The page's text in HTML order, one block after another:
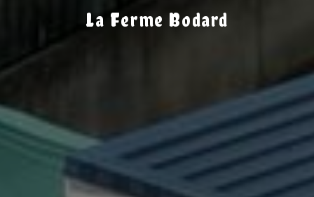
La Ferme Bodard